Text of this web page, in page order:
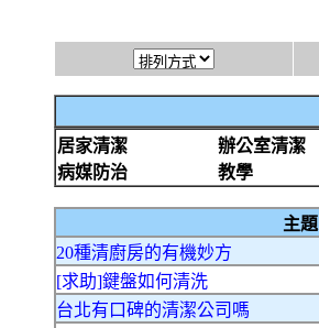
居家清潔
辦公室清潔
病媒防治
教學
主題
20種清廚房的有機妙方
[求助]鍵盤如何清洗
台北有口碑的清潔公司嗎